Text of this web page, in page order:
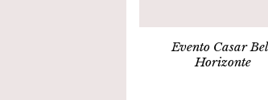
Evento Casar
Horizonte